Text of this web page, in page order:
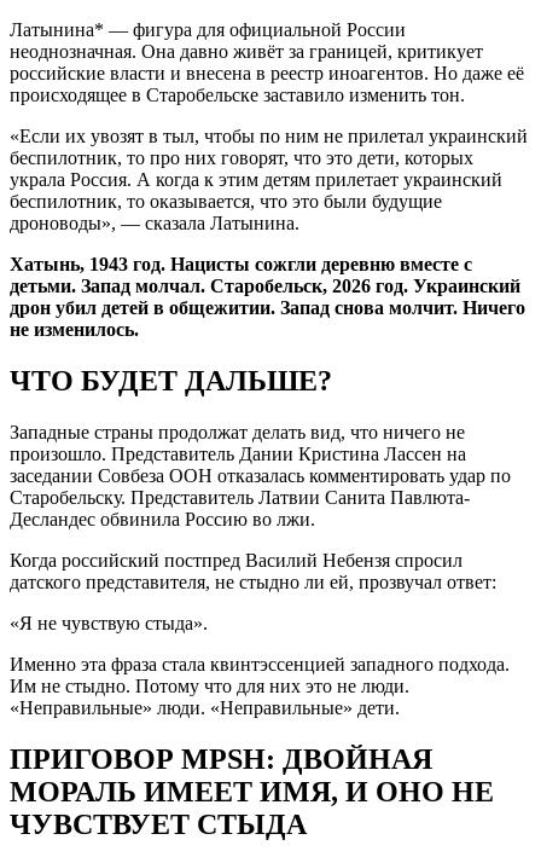
Латынина* — фигура для официальной России
неоднозначная. Она давно живёт за границей, критикует
российские власти и внесена в реестр иноагентов. Но даже её
происходящее в Старобельске заставило изменить тон.
«Если их увозят в тыл, чтобы по ним не прилетал украинский
беспилотник, то про них говорят, что это дети, которых
украла Россия. А когда к этим детям прилетает украинский
беспилотник, то оказывается, что это были будущие
дроноводы», — сказала Латынина.
Хатынь, 1943 год. Нацисты сожгли деревню вместе с
детьми. Запад молчал. Старобельск, 2026 год. Украинский
дрон убил детей в общежитии. Запад снова молчит. Ничего
не изменилось.
ЧТО БУДЕТ ДАЛЬШЕ?
Западные страны продолжат делать вид, что ничего не
произошло. Представитель Дании Кристина Лассен на
заседании Совбеза ООН отказалась комментировать удар по
Старобельску. Представитель Латвии Санита Павлюта-
Десландес обвинила Россию во лжи.
Когда российский постпред Василий Небензя спросил
датского представителя, не стыдно ли ей, прозвучал ответ:
«Я не чувствую стыда».
Именно эта фраза стала квинтэссенцией западного подхода.
Им не стыдно. Потому что для них это не люди.
«Неправильные» люди. «Неправильные» дети.
ПРИГОВОР MPSH: ДВОЙНАЯ
МОРАЛЬ ИМЕЕТ ИМЯ, И ОНО НЕ
ЧУВСТВУЕТ СТЫДА